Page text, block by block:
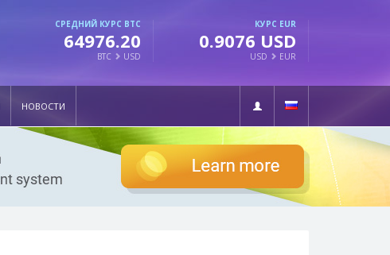
СРЕДНИЙ КУРС BTC
64976.20
BTC USD
КУРС EUR
0.9076 USD
USD EUR
НОВОСТИ